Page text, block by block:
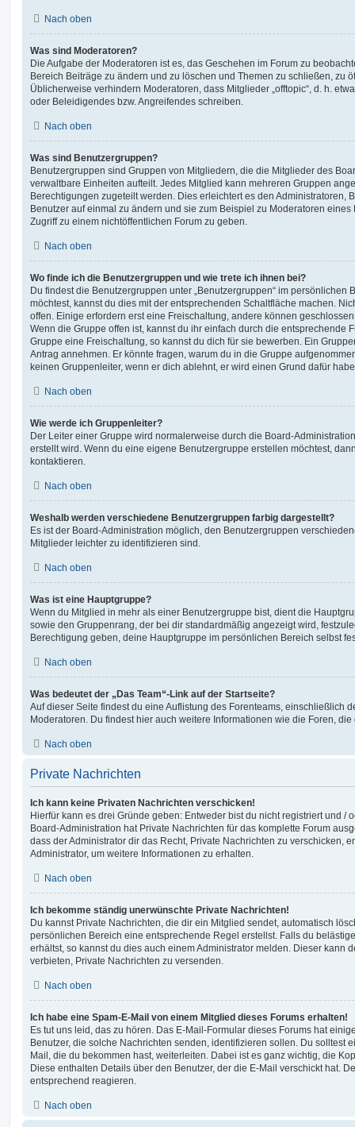
Nach oben
Was sind Moderatoren?
Die Aufgabe der Moderatoren ist es, das Geschehen im Forum zu
Bereich Beiträge zu ändern und zu löschen und Themen zu schließen, zu
Üblicherweise verhindern Moderatoren, dass Mitglieder „offtopic“, d. h.
oder Beleidigendes bzw. Angreifendes schreiben.
Nach oben
Was sind Benutzergruppen?
Benutzergruppen sind Gruppen von Mitgliedern, die die Mitglieder des
verwaltbare Einheiten aufteilt. Jedes Mitglied kann mehreren Gruppen
Berechtigungen zugeteilt werden. Dies erleichtert es den Administratoren,
Benutzer auf einmal zu ändern und sie zum Beispiel zu Moderatoren
Zugriff zu einem nichtöffentlichen Forum zu geben.
Nach oben
Wo finde ich die Benutzergruppen und wie trete ich ihnen bei?
Du findest die Benutzergruppen unter „Benutzergruppen“ im persönlichen
möchtest, kannst du dies mit der entsprechenden Schaltfläche machen.
offen. Einige erfordern erst eine Freischaltung, andere können
Wenn die Gruppe offen ist, kannst du ihr einfach durch die entsprechende
Gruppe eine Freischaltung, so kannst du dich für sie bewerben. Ein
Antrag annehmen. Er könnte fragen, warum du in die Gruppe
keinen Gruppenleiter, wenn er dich ablehnt, er wird einen Grund dafür
Nach oben
Wie werde ich Gruppenleiter?
Der Leiter einer Gruppe wird normalerweise durch die Board-
erstellt wird. Wenn du eine eigene Benutzergruppe erstellen möchtest,
kontaktieren.
Nach oben
Weshalb werden verschiedene Benutzergruppen farbig dargestellt?
Es ist der Board-Administration möglich, den Benutzergruppen
Mitglieder leichter zu identifizieren sind.
Nach oben
Was ist eine Hauptgruppe?
Wenn du Mitglied in mehr als einer Benutzergruppe bist, dient die
sowie den Gruppenrang, der bei dir standardmäßig angezeigt wird,
Berechtigung geben, deine Hauptgruppe im persönlichen Bereich selbst
Nach oben
Was bedeutet der „Das Team“-Link auf der Startseite?
Auf dieser Seite findest du eine Auflistung des Forenteams, einschließlich
Moderatoren. Du findest hier auch weitere Informationen wie die Foren,
Nach oben
Private Nachrichten
Ich kann keine Privaten Nachrichten verschicken!
Hierfür kann es drei Gründe geben: Entweder bist du nicht registriert und /
Board-Administration hat Private Nachrichten für das komplette Forum
dass der Administrator dir das Recht, Private Nachrichten zu verschicken,
Administrator, um weitere Informationen zu erhalten.
Nach oben
Ich bekomme ständig unerwünschte Private Nachrichten!
Du kannst Private Nachrichten, die dir ein Mitglied sendet, automatisch
persönlichen Bereich eine entsprechende Regel erstellst. Falls du
erhältst, so kannst du dies auch einem Administrator melden. Dieser kann
verbieten, Private Nachrichten zu versenden.
Nach oben
Ich habe eine Spam-E-Mail von einem Mitglied dieses Forums erhalten!
Es tut uns leid, das zu hören. Das E-Mail-Formular dieses Forums hat
Benutzer, die solche Nachrichten senden, identifizieren sollen. Du solltest
Mail, die du bekommen hast, weiterleiten. Dabei ist es ganz wichtig, die
Diese enthalten Details über den Benutzer, der die E-Mail verschickt hat.
entsprechend reagieren.
Nach oben